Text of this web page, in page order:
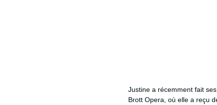
Justine a récemment fait
Brott Opera, où elle a reçu